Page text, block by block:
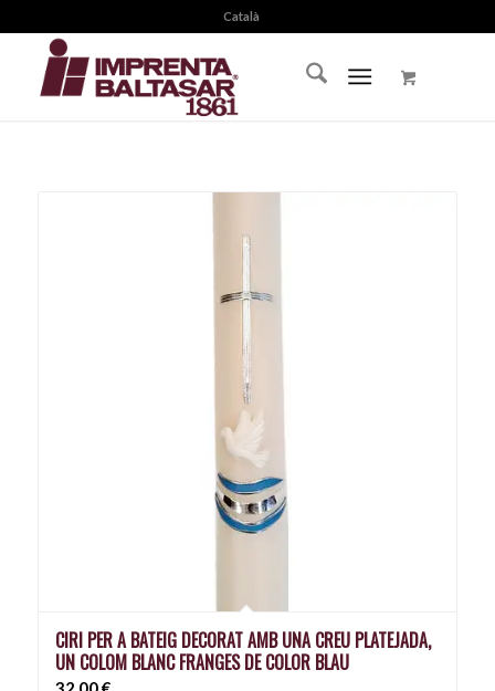
Català
CIRI PER A BATEIG DECORAT AMB UNA CREU PLATEJADA,
UN COLOM BLANC FRANGES DE COLOR BLAU